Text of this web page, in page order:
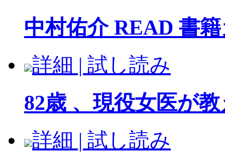
中村佑介 READ 書
詳細 | 試し読み
82歳 、現役女医が
詳細 | 試し読み